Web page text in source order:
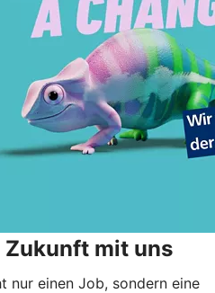
Zukunft mit uns
nur einen Job, sondern eine